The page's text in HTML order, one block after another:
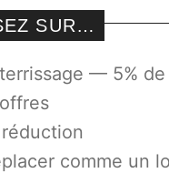
SUR…
— 5%
comme un